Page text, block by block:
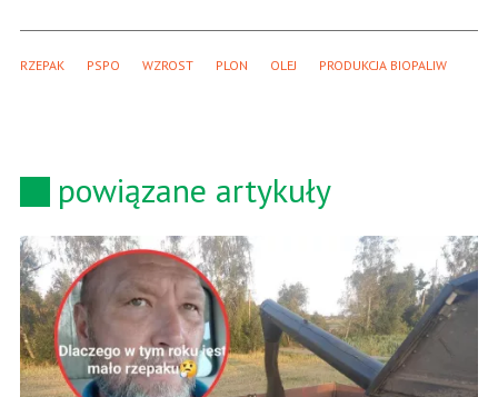
RZEPAK PSPO WZROST PLON OLEJ PRODUKCJA BIOPALIW
powiązane artykuły